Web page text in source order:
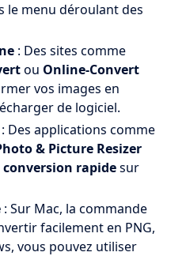
le menu déroulant des
: Des sites comme
ou Online-Convert
vos images en
de logiciel.
: Des applications comme
& Picture Resizer
conversion rapidesur
: Sur Mac, la commande
facilement en PNG,
vous pouvez utiliser